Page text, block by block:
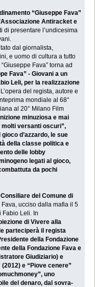
“Giuseppe Fava”
Antiracket e
di presentare l’undicesima
dal giornalista,
e uomo di cultura a tutto
Fava” torna ad
Fava” - Giovani a un
Leli, per la realizzazione
L’opera del regista, autore e
mondiale al 68°
al 20° Milano Film
minuziosa e mai
versanti oscuri”,
d’azzardo, le sue
della classe politica e
delle lobby
legati al gioco,
da pochi
del Comune di
Fava, ucciso dalla mafia il 5
Fabio Leli. In
di Vivere alla
parteciperà il regista
della Fondazione
della Fondazione Fava e
Giudiziario) e
e “Piove cenere”
uno
del denaro, dal sovra-